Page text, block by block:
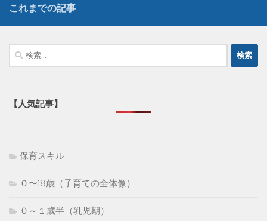
これまでの記事
検
索:
【人気記事】
保育スキル
０〜18歳（子育ての全体像）
０～１歳半（乳児期）